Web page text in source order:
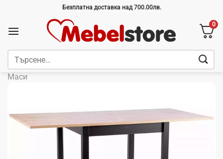
content
Безплатна доставка над 700.00лв.
0
Търсене
Маси